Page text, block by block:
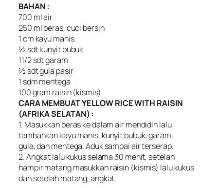
BAHAN :
700 ml air
250 ml beras, cuci bersih
1 cm kayu manis
½ sdt kunyit bubuk
11/2 sdt garam
½ sdt gula pasir
1 sdm mentega
100 gram raisin (kismis)
CARA MEMBUAT YELLOW RICE WITH RAISIN
(AFRIKA SELATAN) :
1. Masukkan beras ke dalam air mendidih lalu
tambahkan kayu manis, kunyit bubuk, garam,
gula, dan mentega. Aduk sampai air terserap.
2. Angkat lalu kukus selama 30 menit, setelah
hampir matang masukkan raisin (kismis) lalu kukus
dan setelah matang, angkat.